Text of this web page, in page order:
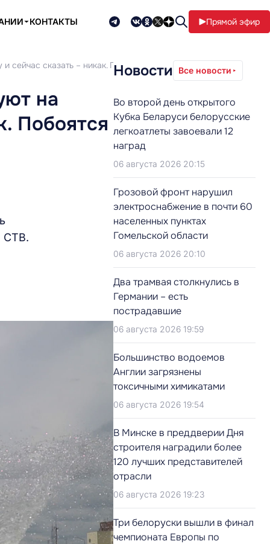
КОНТАКТЫ Прямой эфир
сейчас сказать – никак. Побоятся
на
Побоятся
СТВ.
Новости Все новости
Во второй день открытого
Кубка Беларуси белорусские
легкоатлеты завоевали 12
наград
06 августа 2026 20:15
Грозовой фронт нарушил
электроснабжение в почти 60
населенных пунктах
Гомельской области
06 августа 2026 20:10
Два трамвая столкнулись в
Германии – есть
пострадавшие
06 августа 2026 19:59
Большинство водоемов
Англии загрязнены
токсичными химикатами
06 августа 2026 19:54
В Минске в преддверии Дня
строителя наградили более
120 лучших представителей
отрасли
06 августа 2026 19:23
Три белоруски вышли в финал
чемпионата Европы по